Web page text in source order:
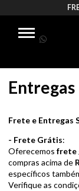
Entregas
Frete e Entregas
- Frete Grátis:
Oferecemos frete
compras acima de
específicos
Verifique as